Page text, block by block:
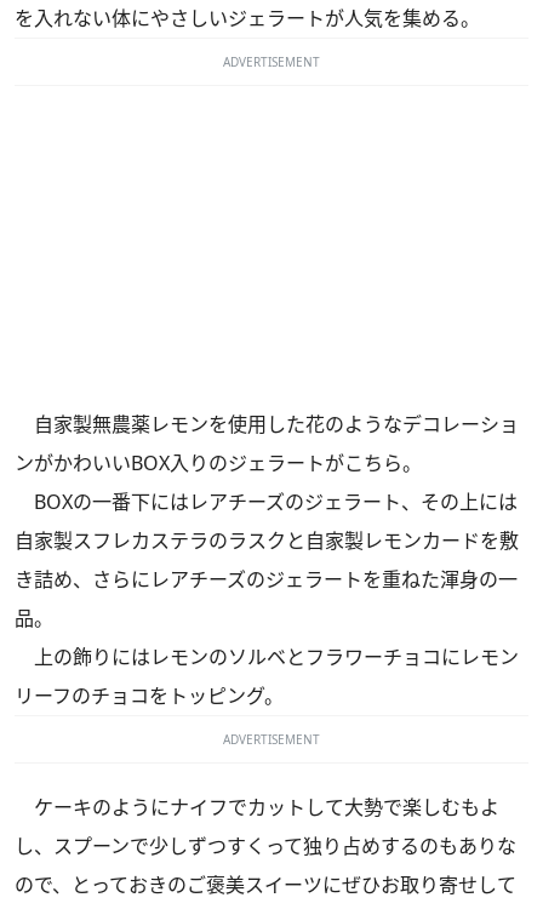
を入れない体にやさしいジェラートが人気を集める。
ADVERTISEMENT
自家製無農薬レモンを使用した花のようなデコレーショ
ンがかわいいBOX入りのジェラートがこちら。
BOXの一番下にはレアチーズのジェラート、その上には
自家製スフレカステラのラスクと自家製レモンカードを敷
き詰め、さらにレアチーズのジェラートを重ねた渾身の一
品。
上の飾りにはレモンのソルベとフラワーチョコにレモン
リーフのチョコをトッピング。
ADVERTISEMENT
ケーキのようにナイフでカットして大勢で楽しむもよ
し、スプーンで少しずつすくって独り占めするのもありな
ので、とっておきのご褒美スイーツにぜひお取り寄せして